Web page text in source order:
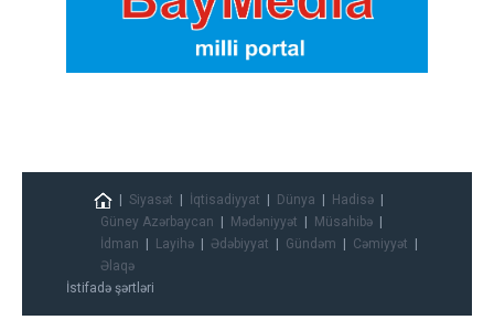
Siyasət İqtisadiyyat Dünya
Hadisə
Güney Azərbaycan
Mədəniyyət
Müsahibə
İdman
Layihə Ədəbiyyat Gündəm
Cəmiyyət
Əlaqə
İstifadə şərtləri